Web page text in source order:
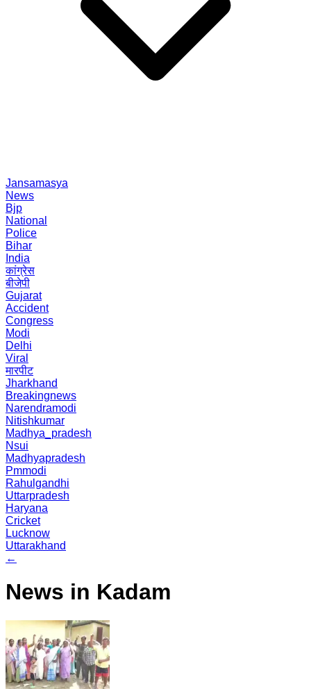
Jansamasya
News
Bjp
National
Police
Bihar
India
कांग्रेस
बीजेपी
Gujarat
Accident
Congress
Modi
Delhi
Viral
मारपीट
Jharkhand
Breakingnews
Narendramodi
Nitishkumar
Madhya_pradesh
Nsui
Madhyapradesh
Pmmodi
Rahulgandhi
Uttarpradesh
Haryana
Cricket
Lucknow
Uttarakhand
←
News in Kadam